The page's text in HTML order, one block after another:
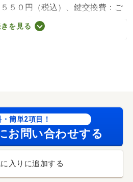
５０円（税込）、鍵交換費：ご
）、退去時清掃費：５２２５０
ト利用料：有料、更新手数料：
等の１００％または１２
談ください。 ご案内はＴＸ守谷
ンショップ守谷店へ♪ ／加盟団
地建物取引業協会 公取協名：
正取引協議会加盟
を見る
簡単2項目！
お問い合わせする
入りに追加する